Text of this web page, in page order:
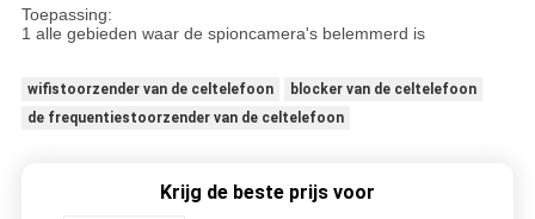
Toepassing:
1 alle gebieden waar de spioncamera's belemmerd is
wifistoorzender van de celtelefoon
blocker van de celtelefoon
de frequentiestoorzender van de celtelefoon
Krijg de beste prijs voor